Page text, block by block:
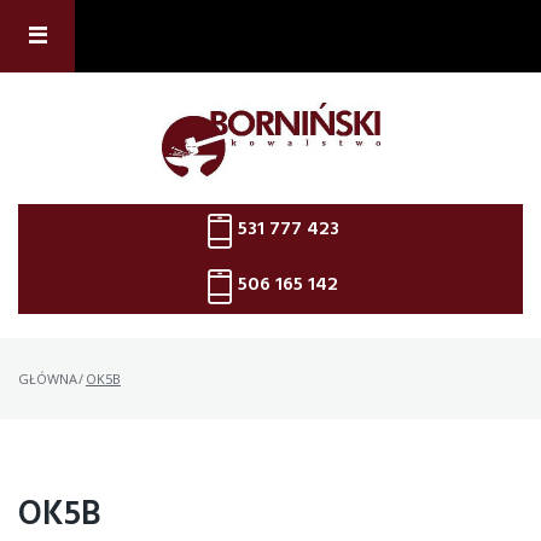
content
531 777 423
506 165 142
GŁÓWNA/ OK5B
OK5B